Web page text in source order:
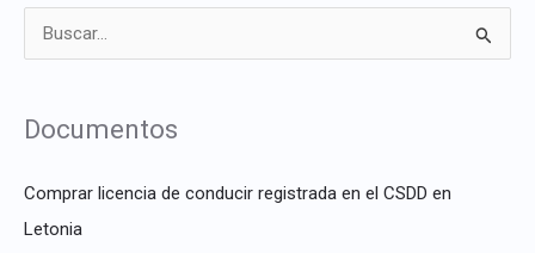
a
r
Documentos
Comprar licencia de conducir registrada en el CSDD en
Letonia